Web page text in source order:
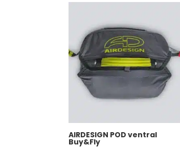
AIRDESIGN POD ventral
Buy&Fly